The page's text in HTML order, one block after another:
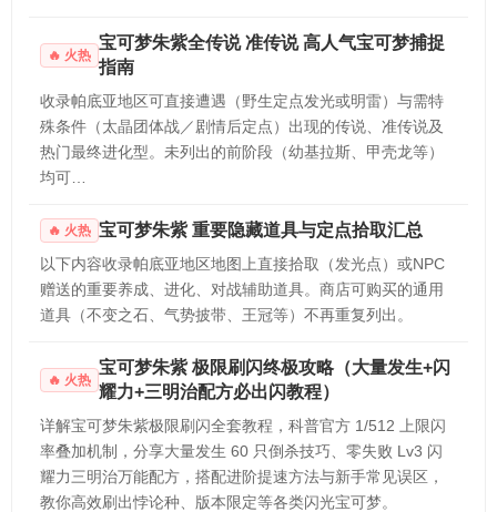
火热
宝可梦朱紫全传说 准传说 高人气宝可梦捕捉
指南
收录帕底亚地区可直接遭遇（野生定点发光或明雷）与需特
殊条件（太晶团体战／剧情后定点）出现的传说、准传说及
热门最终进化型。未列出的前阶段（幼基拉斯、甲壳龙等）
均可…
火热 宝可梦朱紫 重要隐藏道具与定点拾取汇总
以下内容收录帕底亚地区地图上直接拾取（发光点）或NPC
赠送的重要养成、进化、对战辅助道具。商店可购买的通用
道具（不变之石、气势披带、王冠等）不再重复列出。
火热
宝可梦朱紫 极限刷闪终极攻略（大量发生+闪
耀力+三明治配方必出闪教程）
详解宝可梦朱紫极限刷闪全套教程，科普官方 1/512 上限闪
率叠加机制，分享大量发生 60 只倒杀技巧、零失败 Lv3 闪
耀力三明治万能配方，搭配进阶提速方法与新手常见误区，
教你高效刷出悖论种、版本限定等各类闪光宝可梦。